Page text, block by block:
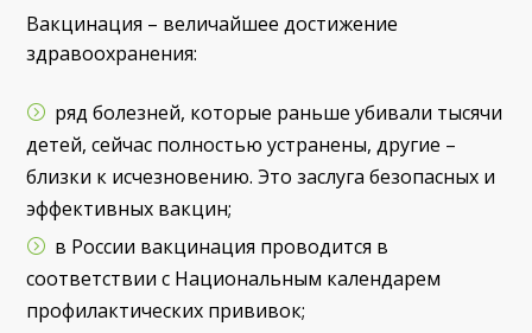
Вакцинация – величайшее достижение
здравоохранения:
ряд болезней, которые раньше убивали тысячи
детей, сейчас полностью устранены, другие –
близки к исчезновению. Это заслуга безопасных и
эффективных вакцин;
в России вакцинация проводится в
соответствии с Национальным календарем
профилактических прививок;